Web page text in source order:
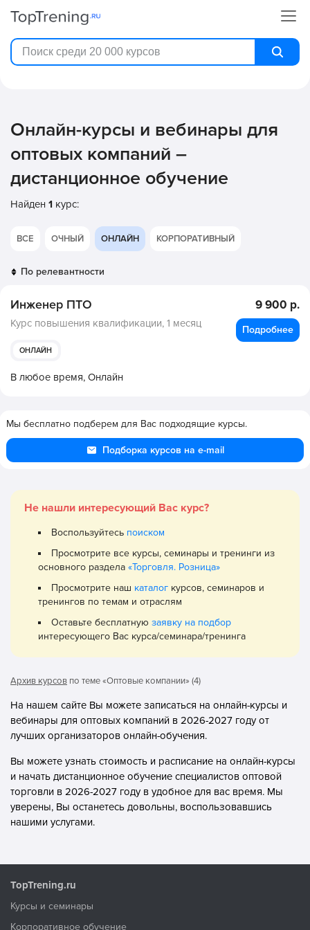
Онлайн-курсы и вебинары для
оптовых компаний –
дистанционное обучение
Найден 1 курс:
ВСЕ ОЧНЫЙ ОНЛАЙН КОРПОРАТИВНЫЙ
Инженер ПТО
Курс повышения квалификации, 1 месяц
ОНЛАЙН
В любое время, Онлайн
9 900 р.
Подробнее
Мы бесплатно подберем для Вас подходящие курсы.
Подборка курсов на e-mail
Не нашли интересующий Вас курс?
Воспользуйтесь поиском
Просмотрите все курсы, семинары и тренинги из
основного раздела «Торговля. Розница»
Просмотрите наш каталог курсов, семинаров и
тренингов по темам и отраслям
Оставьте бесплатнуюзаявку на подбор
интересующего Вас курса/семинара/тренинга
Архив курсов по теме «Оптовые компании» (4)
На нашем сайте Вы можете записаться на онлайн-курсы и
вебинары для оптовых компаний в 2026-2027 году от
лучших организаторов онлайн-обучения.
Вы можете узнать стоимость и расписание на онлайн-курсы
и начать дистанционное обучение специалистов оптовой
торговли в 2026-2027 году в удобное для вас время. Мы
уверены, Вы останетесь довольны, воспользовавшись
нашими услугами.
TopTrening.ru
Курсы и семинары
Корпоративное обучение